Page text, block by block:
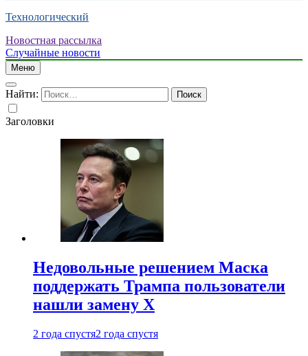
Технологический
Новостная рассылка
Случайные новости
Меню
Найти:
Заголовки
Недовольные решением Маска
поддержать Трампа пользователи
нашли замену X
2 года спустя2 года спустя